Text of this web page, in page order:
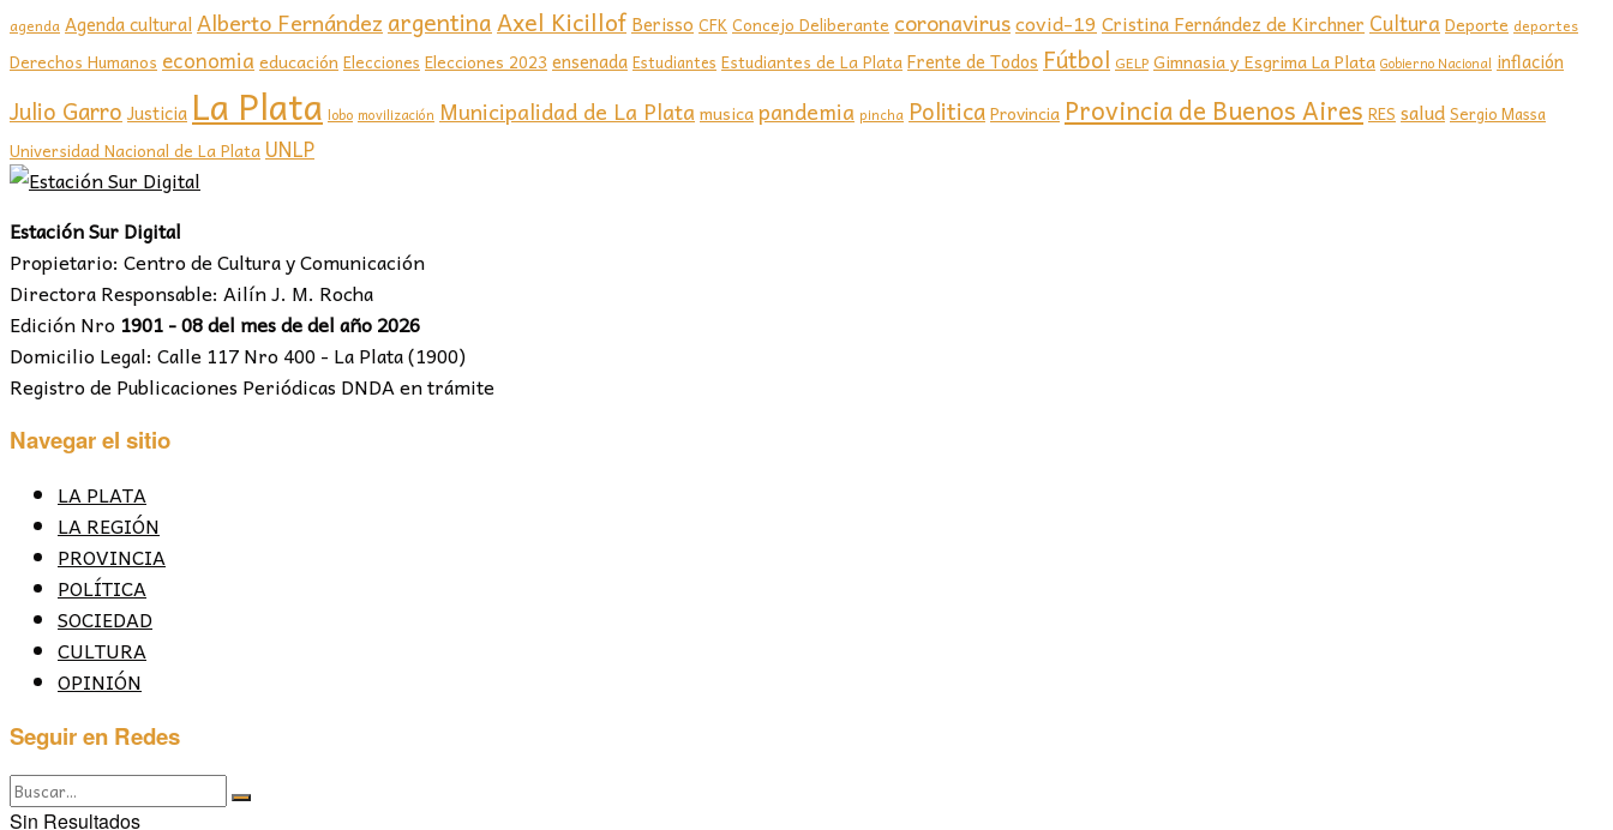
agenda Agenda culturalAlberto Fernández argentinaAxel Kicillof Berisso CFKConcejo Deliberante coronaviruscovid-19 Cristina Fernández de Kirchner Cultura Deporte deportes
Derechos Humanos economia educación Elecciones Elecciones 2023 ensenada Estudiantes Estudiantes de La PlataFrente de Todos Fútbol GELP Gimnasia y Esgrima La Plata Gobierno Nacional inflación
Julio Garro Justicia La Plata lobo movilización Municipalidad de La Plata musicapandemia pincha PoliticaProvincia Provincia de Buenos Aires RES saludSergio Massa
Universidad Nacional de La Plata UNLP
Estación Sur Digital
Propietario: Centro de Cultura y Comunicación
Directora Responsable: Ailín J. M. Rocha
Edición Nro 1901 - 08 del mes de del año 2026
Domicilio Legal: Calle 117 Nro 400 - La Plata (1900)
Registro de Publicaciones Periódicas DNDA en trámite
Navegar el sitio
LA PLATA
LA REGIÓN
PROVINCIA
POLÍTICA
SOCIEDAD
CULTURA
OPINIÓN
Seguir en Redes
Sin Resultados